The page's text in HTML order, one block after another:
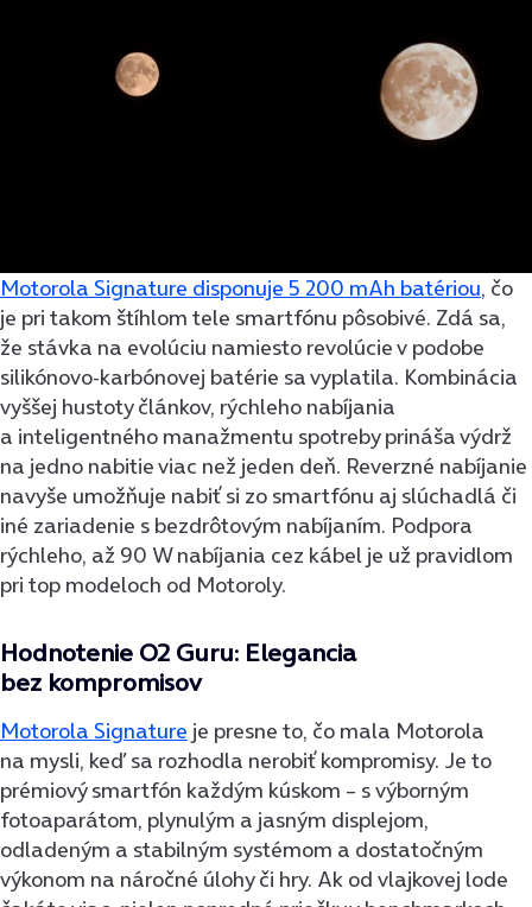
Motorola Signature disponuje 5 200 mAh batériou, čo
je pri takom štíhlom tele smartfónu pôsobivé. Zdá sa,
že stávka na evolúciu namiesto revolúcie v podobe
silikónovo-karbónovej batérie sa vyplatila. Kombinácia
vyššej hustoty článkov, rýchleho nabíjania
a inteligentného manažmentu spotreby prináša výdrž
na jedno nabitie viac než jeden deň. Reverzné nabíjanie
navyše umožňuje nabiť si zo smartfónu aj slúchadlá či
iné zariadenie s bezdrôtovým nabíjaním. Podpora
rýchleho, až 90 W nabíjania cez kábel je už pravidlom
pri top modeloch od Motoroly.
Hodnotenie O2 Guru: Elegancia
bez kompromisov
Motorola Signature je presne to, čo mala Motorola
na mysli, keď sa rozhodla nerobiť kompromisy. Je to
prémiový smartfón každým kúskom – s výborným
fotoaparátom, plynulým a jasným displejom,
odladeným a stabilným systémom a dostatočným
výkonom na náročné úlohy či hry. Ak od vlajkovej lode